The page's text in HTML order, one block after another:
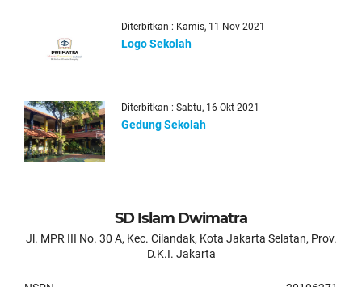
Diterbitkan : Kamis, 11 Nov 2021
Logo Sekolah
Diterbitkan : Sabtu, 16 Okt 2021
Gedung Sekolah
SD Islam Dwimatra
Jl. MPR III No. 30 A, Kec. Cilandak, Kota Jakarta Selatan, Prov.
D.K.I. Jakarta